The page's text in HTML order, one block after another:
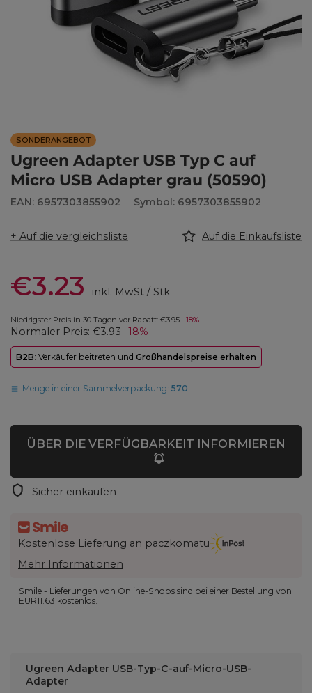
SONDERANGEBOT
Ugreen Adapter USB Typ C auf
Micro USB Adapter grau (50590)
EAN: 6957303855902 Symbol: 6957303855902
+ Auf die vergleichsliste Auf die Einkaufsliste
€3.23 inkl. MwSt/ Stk
Niedrigster Preis in 30 Tagen vor Rabatt: €3.95 -18%
Normaler Preis: €3.93 -18%
B2B: Verkäufer beitreten und Großhandelspreise erhalten
Menge in einer Sammelverpackung:570
ÜBER DIE VERFÜGBARKEIT INFORMIEREN
Sicher einkaufen
Kostenlose Lieferung an paczkomatu
Mehr Informationen
Smile - Lieferungen von Online-Shops sind bei einer Bestellung von
EUR11.63 kostenlos.
Ugreen Adapter USB-Typ-C-auf-Micro-USB-
Adapter